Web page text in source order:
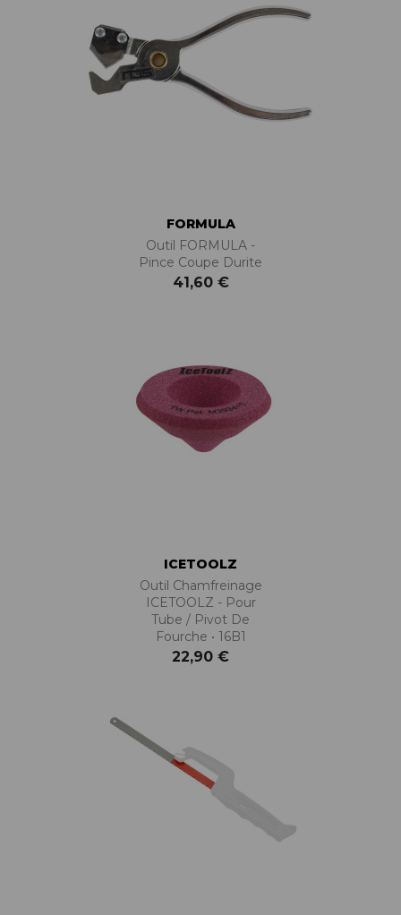
FORMULA
Outil FORMULA -
Pince Coupe Durite
41,60 €
ICETOOLZ
Outil Chamfreinage
ICETOOLZ - Pour
Tube / Pivot De
Fourche • 16B1
22,90 €